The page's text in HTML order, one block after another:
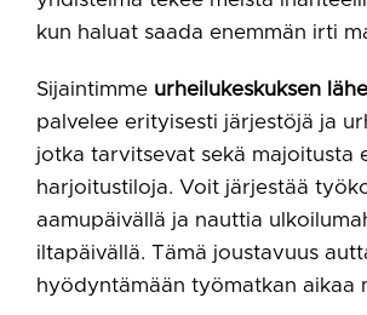
kun haluat saada enemmän irti
Sijaintimme urheilukeskuksen
palvelee erityisesti järjestöjä ja
jotka tarvitsevat sekä majoitusta
harjoitustiloja. Voit järjestää
aamupäivällä ja nauttia
iltapäivällä. Tämä joustavuus
hyödyntämään työmatkan aikaa